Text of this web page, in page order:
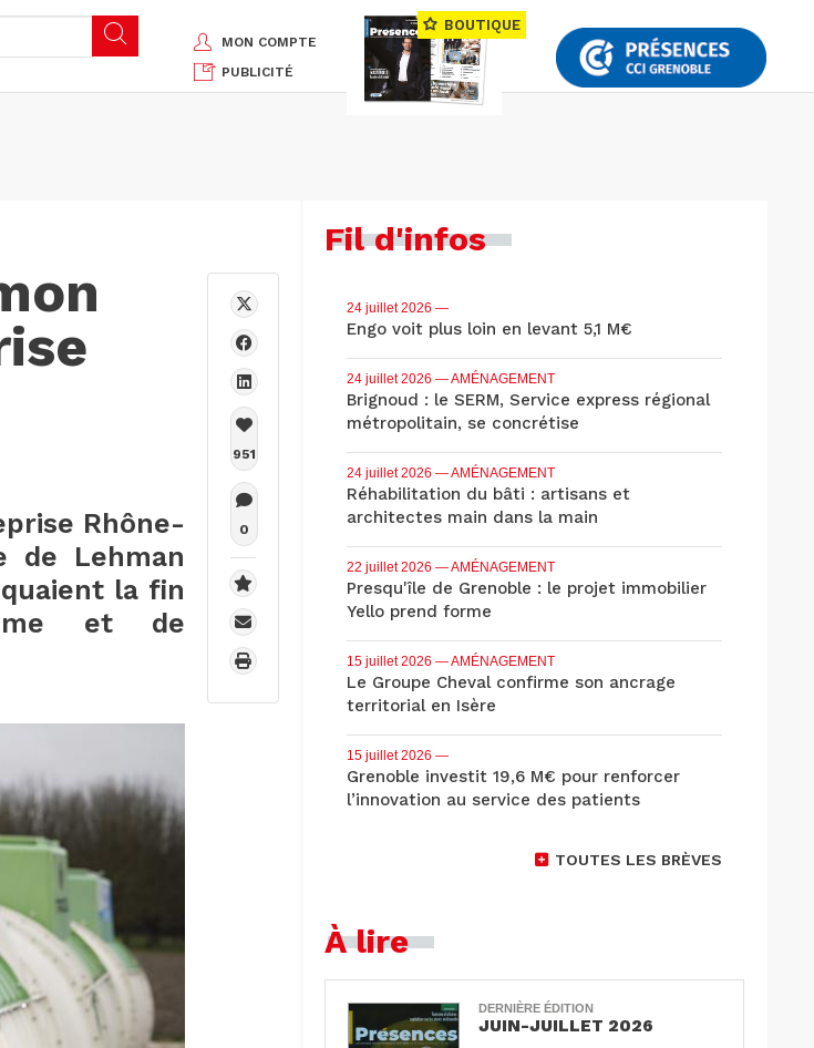
MON COMPTE
PUBLICITÉ
BOUTIQUE
Rhône-
de Lehman
la fin
et de
951
0
Fil d'infos
24 juillet 2026 —
Engo voit plus loin en levant 5,1 M€
24 juillet 2026 — AMÉNAGEMENT
Brignoud : le SERM, Service express régional
métropolitain, se concrétise
24 juillet 2026 — AMÉNAGEMENT
Réhabilitation du bâti : artisans et
architectes main dans la main
22 juillet 2026 — AMÉNAGEMENT
Presqu'île de Grenoble : le projet immobilier
Yello prend forme
15 juillet 2026 — AMÉNAGEMENT
Le Groupe Cheval confirme son ancrage
territorial en Isère
15 juillet 2026 —
Grenoble investit 19,6 M€ pour renforcer
l’innovation au service des patients
TOUTES LES BRÈVES
À lire
DERNIÈRE ÉDITION
JUIN-JUILLET 2026